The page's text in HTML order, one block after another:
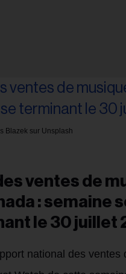
Blazek sur Unsplash
ventes de
: semaine
le 30 juillet
national des ventes